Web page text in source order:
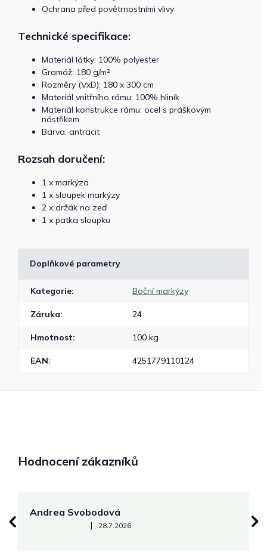
Ochrana před povětrnostními vlivy
Technické specifikace:
Materiál látky: 100% polyester
Gramáž: 180 g/m²
Rozměry (VxD): 180 x 300 cm
Materiál vnitřního rámu: 100% hliník
Materiál konstrukce rámu: ocel s práškovým
nástřikem
Barva: antracit
Rozsah doručení:
1 x markýza
1 x sloupek markýzy
2 x držák na zeď
1 x patka sloupku
Doplňkové parametry
Kategorie: Boční markýzy
Záruka: 24
Hmotnost: 100 kg
EAN: 4251779110124
Hodnocení zákazníků
Andrea Svobodová
Hodnocení obchodu je 5 z 5 hvězdiček.
| 28.7.2026